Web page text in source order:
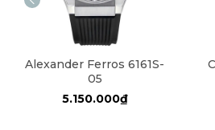
Alexander Ferros 6161S-
05
5.150.000₫